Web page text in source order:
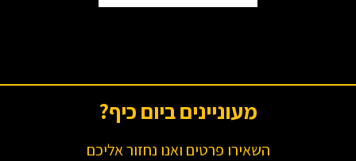
מעוניינים ביום כיף?
השאירו פרטים ואנו נחזור אליכם